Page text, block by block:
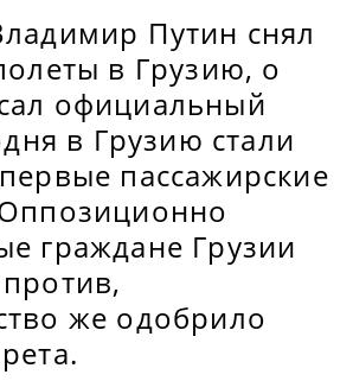
Путин снял
в Грузию, о
официальный
в Грузию стали
пассажирские
граждане Грузии
же одобрило